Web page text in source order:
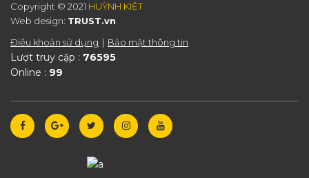
Copyright © 2021 HUỲNH KIỆT
Web design: TRUST.vn
Điều khoản sử dụng
Bảo mật thông tin
Lượt truy cập : 76595
Online : 99